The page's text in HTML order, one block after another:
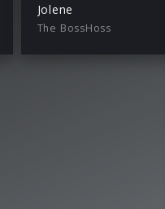
Jolene
The BossHoss